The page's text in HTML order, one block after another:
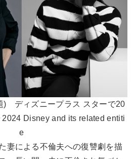
) ディズニープラス スターで20
Disney and its related entiti
e
妻による不倫夫への復讐劇を描